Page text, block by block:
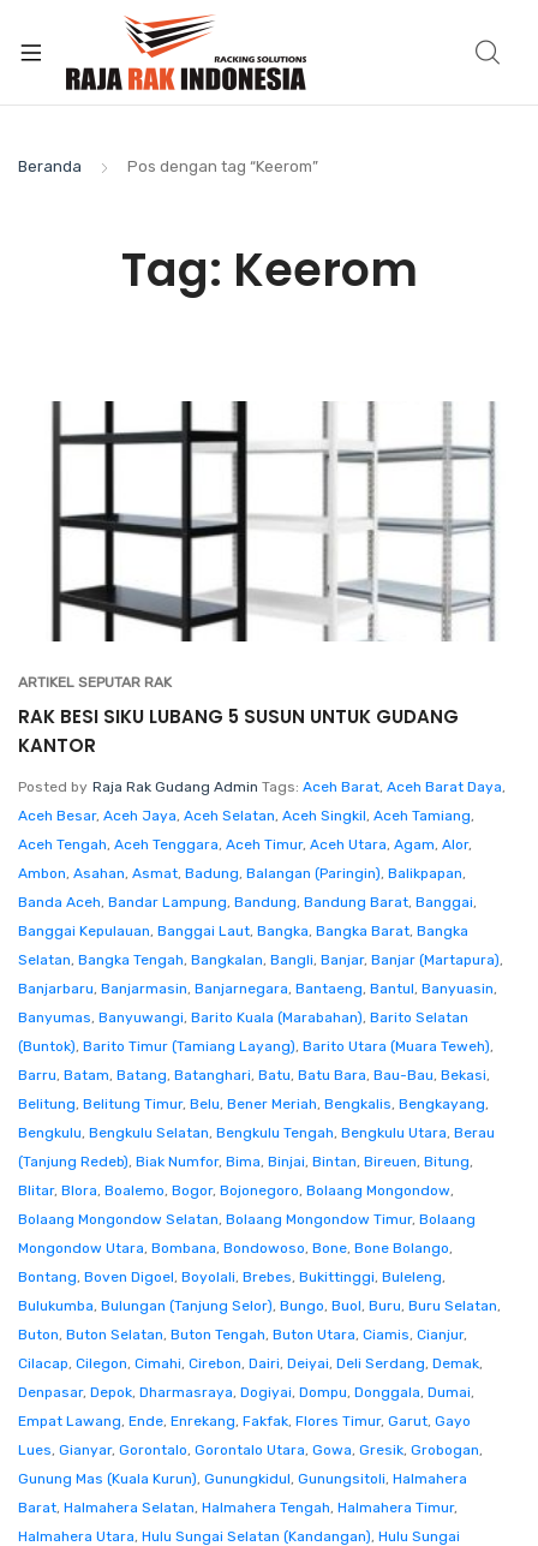
Beranda Pos dengan tag “Keerom”
Tag: Keerom
ARTIKEL SEPUTAR RAK
RAK BESI SIKU LUBANG 5 SUSUN UNTUK GUDANG
KANTOR
Posted by Raja Rak Gudang Admin Tags: Aceh Barat, Aceh Barat Daya,
Aceh Besar, Aceh Jaya, Aceh Selatan, Aceh Singkil, Aceh Tamiang,
Aceh Tengah, Aceh Tenggara, Aceh Timur, Aceh Utara, Agam, Alor,
Ambon, Asahan, Asmat, Badung, Balangan (Paringin), Balikpapan,
Banda Aceh, Bandar Lampung, Bandung, Bandung Barat, Banggai,
Banggai Kepulauan, Banggai Laut, Bangka, Bangka Barat, Bangka
Selatan, Bangka Tengah, Bangkalan, Bangli, Banjar, Banjar (Martapura),
Banjarbaru, Banjarmasin, Banjarnegara, Bantaeng, Bantul, Banyuasin,
Banyumas, Banyuwangi, Barito Kuala (Marabahan), Barito Selatan
(Buntok), Barito Timur (Tamiang Layang), Barito Utara (Muara Teweh),
Barru, Batam, Batang, Batanghari, Batu, Batu Bara, Bau-Bau, Bekasi,
Belitung, Belitung Timur, Belu, Bener Meriah, Bengkalis, Bengkayang,
Bengkulu, Bengkulu Selatan, Bengkulu Tengah, Bengkulu Utara, Berau
(Tanjung Redeb), Biak Numfor, Bima, Binjai, Bintan, Bireuen, Bitung,
Blitar, Blora, Boalemo, Bogor, Bojonegoro, Bolaang Mongondow,
Bolaang Mongondow Selatan, Bolaang Mongondow Timur, Bolaang
Mongondow Utara, Bombana, Bondowoso, Bone, Bone Bolango,
Bontang, Boven Digoel, Boyolali, Brebes, Bukittinggi, Buleleng,
Bulukumba, Bulungan (Tanjung Selor), Bungo, Buol, Buru, Buru Selatan,
Buton, Buton Selatan, Buton Tengah, Buton Utara, Ciamis, Cianjur,
Cilacap, Cilegon, Cimahi, Cirebon, Dairi, Deiyai, Deli Serdang, Demak,
Denpasar, Depok, Dharmasraya, Dogiyai, Dompu, Donggala, Dumai,
Empat Lawang, Ende, Enrekang, Fakfak, Flores Timur, Garut, Gayo
Lues, Gianyar, Gorontalo, Gorontalo Utara, Gowa, Gresik, Grobogan,
Gunung Mas (Kuala Kurun), Gunungkidul, Gunungsitoli, Halmahera
Barat, Halmahera Selatan, Halmahera Tengah, Halmahera Timur,
Halmahera Utara, Hulu Sungai Selatan (Kandangan), Hulu Sungai